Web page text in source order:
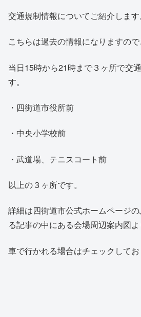
交通規制情報についてご紹介します
こちらは過去の情報になりますので
当日15時から21時まで３ヶ所で交
す。
・四街道市役所前
・中央小学校前
・武道場、テニスコート前
以上の３ヶ所です。
詳細は四街道市公式ホームページ
る記事の中にある会場周辺案内図よ
車で行かれる場合はチェックしてお